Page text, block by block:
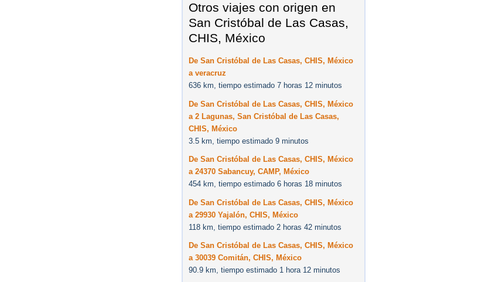
Otros viajes con origen en
San Cristóbal de Las Casas,
CHIS, México
De San Cristóbal de Las Casas, CHIS, México
a veracruz
636 km, tiempo estimado 7 horas 12 minutos
De San Cristóbal de Las Casas, CHIS, México
a 2 Lagunas, San Cristóbal de Las Casas,
CHIS, México
3.5 km, tiempo estimado 9 minutos
De San Cristóbal de Las Casas, CHIS, México
a 24370 Sabancuy, CAMP, México
454 km, tiempo estimado 6 horas 18 minutos
De San Cristóbal de Las Casas, CHIS, México
a 29930 Yajalón, CHIS, México
118 km, tiempo estimado 2 horas 42 minutos
De San Cristóbal de Las Casas, CHIS, México
a 30039 Comitán, CHIS, México
90.9 km, tiempo estimado 1 hora 12 minutos